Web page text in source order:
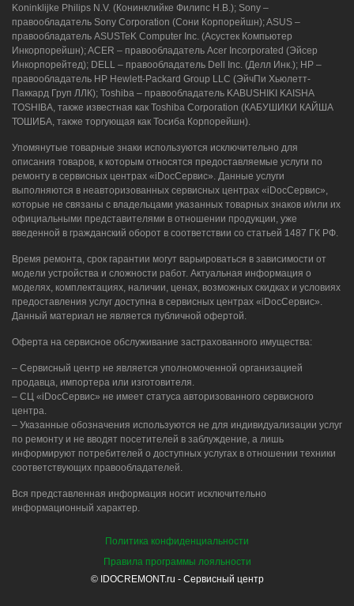
Koninklijke Philips N.V. (Конинклийке Филипс Н.В.); Sony –
правообладатель Sony Corporation (Сони Корпорейшн); ASUS –
правообладатель ASUSTeK Computer Inc. (Асустек Компьютер
Инкорпорейшн); ACER – правообладатель Acer Incorporated (Эйсер
Инкорпорейтед); DELL – правообладатель Dell Inc. (Делл Инк.); HP –
правообладатель HP Hewlett-Packard Group LLC (ЭйчПи Хьюлетт-
Паккард Груп ЛЛК); Toshiba – правообладатель KABUSHIKI KAISHA
TOSHIBA, также известная как Toshiba Corporation (КАБУШИКИ КАЙША
ТОШИБА, также торгующая как Тосиба Корпорейшн).
Упомянутые товарные знаки используются исключительно для
описания товаров, к которым относятся предоставляемые услуги по
ремонту в сервисных центрах «iDocСервис». Данные услуги
выполняются в неавторизованных сервисных центрах «iDocСервис»,
которые не связаны с владельцами указанных товарных знаков и/или их
официальными представителями в отношении продукции, уже
введенной в гражданский оборот в соответствии со статьей 1487 ГК РФ.
Время ремонта, срок гарантии могут варьироваться в зависимости от
модели устройства и сложности работ. Актуальная информация о
моделях, комплектациях, наличии, ценах, возможных скидках и условиях
предоставления услуг доступна в сервисных центрах «iDocСервис».
Данный материал не является публичной офертой.
Оферта на сервисное обслуживание застрахованного имущества:
– Сервисный центр не является уполномоченной организацией
продавца, импортера или изготовителя.
– СЦ «iDocСервис» не имеет статуса авторизованного сервисного
центра.
– Указанные обозначения используются не для индивидуализации услуг
по ремонту и не вводят посетителей в заблуждение, а лишь
информируют потребителей о доступных услугах в отношении техники
соответствующих правообладателей.
Вся представленная информация носит исключительно
информационный характер.
Политика конфиденциальности
Правила программы лояльности
© IDOCREMONT.ru - Сервисный центр